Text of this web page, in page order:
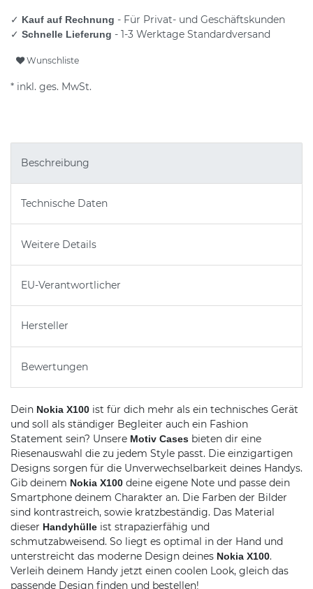
✓ Kauf auf Rechnung - Für Privat- und Geschäftskunden
✓ Schnelle Lieferung - 1-3 Werktage Standardversand
Wunschliste
* inkl. ges. MwSt.
Beschreibung
Technische Daten
Weitere Details
EU-Verantwortlicher
Hersteller
Bewertungen
Dein Nokia X100 ist für dich mehr als ein technisches Gerät
und soll als ständiger Begleiter auch ein Fashion
Statement sein? Unsere Motiv Cases bieten dir eine
Riesenauswahl die zu jedem Style passt. Die einzigartigen
Designs sorgen für die Unverwechselbarkeit deines Handys.
Gib deinem Nokia X100 deine eigene Note und passe dein
Smartphone deinem Charakter an. Die Farben der Bilder
sind kontrastreich, sowie kratzbeständig. Das Material
dieser Handyhülle ist strapazierfähig und
schmutzabweisend. So liegt es optimal in der Hand und
unterstreicht das moderne Design deines Nokia X100.
Verleih deinem Handy jetzt einen coolen Look, gleich das
passende Design finden und bestellen!